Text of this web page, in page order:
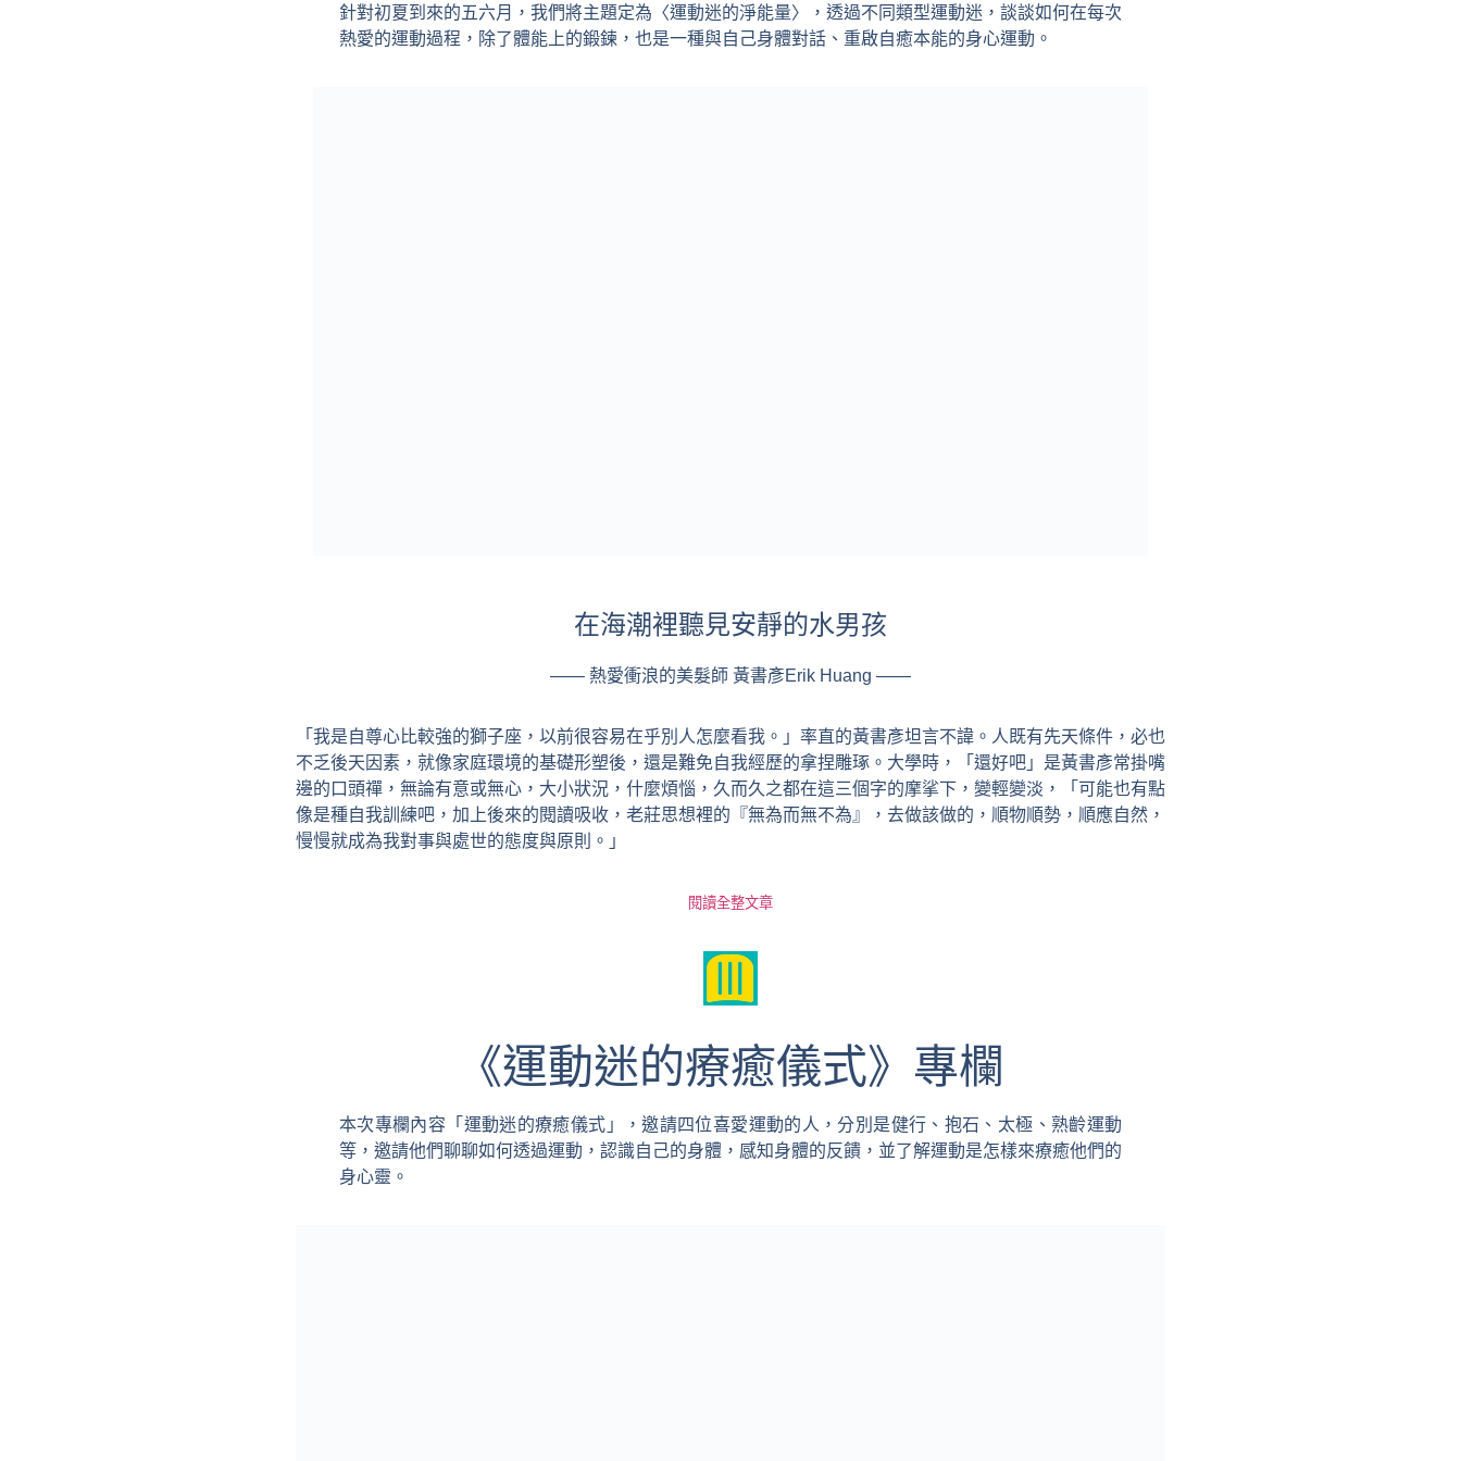
針對初夏到來的五六月，我們將主題定為〈運動迷的淨能量〉，透過不同類型運動迷，談談如何在每次
熱愛的運動過程，除了體能上的鍛鍊，也是⼀種與⾃⼰⾝體對話、重啟⾃癒本能的⾝⼼運動。
在海潮裡聽⾒安靜的⽔男孩
—— 熱愛衝浪的美髮師 黃書彥Erik Huang ——
「我是自尊心比較強的獅子座，以前很容易在乎別人怎麼看我。」率直的黃書彥坦言不諱。人既有先天條件，必也
不乏後天因素，就像家庭環境的基礎形塑後，還是難免自我經歷的拿捏雕琢。大學時，「還好吧」是黃書彥常掛嘴
邊的口頭禪，無論有意或無心，大小狀況，什麼煩惱，久而久之都在這三個字的摩挲下，變輕變淡，「可能也有點
像是種自我訓練吧，加上後來的閱讀吸收，老莊思想裡的『無為而無不為』，去做該做的，順物順勢，順應自然，
慢慢就成為我對事與處世的態度與原則。」
閱讀全整文章
《運動迷的療癒儀式》專欄
本次專欄內容「運動迷的療癒儀式」，邀請四位喜愛運動的人，分別是健行、抱石、太極、熟齡運動
等，邀請他們聊聊如何透過運動，認識自己的身體，感知身體的反饋，並了解運動是怎樣來療癒他們的
身心靈。